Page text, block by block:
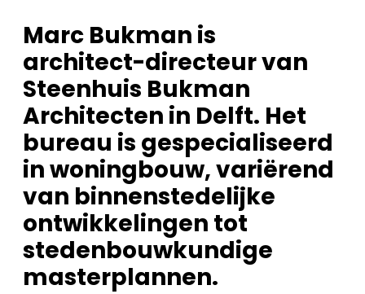
Marc Bukman is
architect-directeur van
Steenhuis Bukman
Architecten in Delft. Het
bureau is gespecialiseerd
in woningbouw, variërend
van binnenstedelijke
ontwikkelingen tot
stedenbouwkundige
masterplannen.